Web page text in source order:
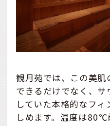
観月苑では、この美
できるだけでなく、
していた本格的なフ
しめます。温度は80℃